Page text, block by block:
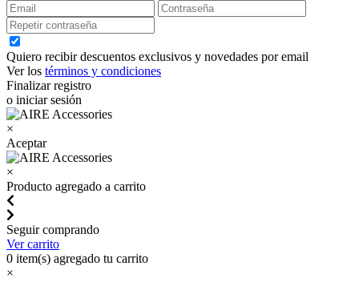
Quiero recibir descuentos exclusivos y novedades por email
Ver los términos y condiciones
Finalizar registro
o iniciar sesión
×
Aceptar
×
Producto agregado a carrito
Seguir comprando
Ver carrito
0 item(s) agregado tu carrito
×